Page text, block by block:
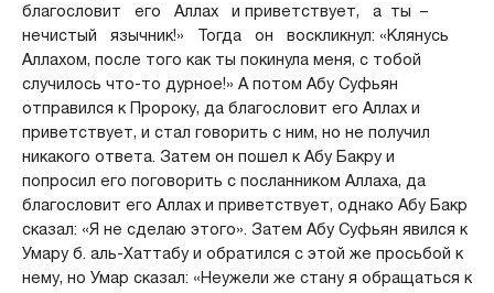
благословит его Аллах и приветствует, а ты –
нечистый язычник!» Тогда он воскликнул: «Клянусь
Аллахом, после того как ты покинула меня, с тобой
случилось что-то дурное!» А потом Абу Суфьян
отправился к Пророку, да благословит его Аллах и
приветствует, и стал говорить с ним, но не получил
никакого ответа. Затем он пошел к Абу Бакру и
попросил его поговорить с посланником Аллаха, да
благословит его Аллах и приветствует, однако Абу Бакр
сказал: «Я не сделаю этого». Затем Абу Суфьян явился к
Умару б. аль-Хаттабу и обратился с этой же просьбой к
нему, но Умар сказал: «Неужели же стану я обращаться к